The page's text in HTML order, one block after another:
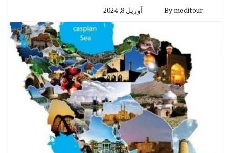
By meditour آوریل 8, 2024